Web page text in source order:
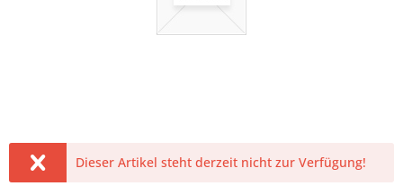
Dieser Artikel steht derzeit nicht zur Verfügung!